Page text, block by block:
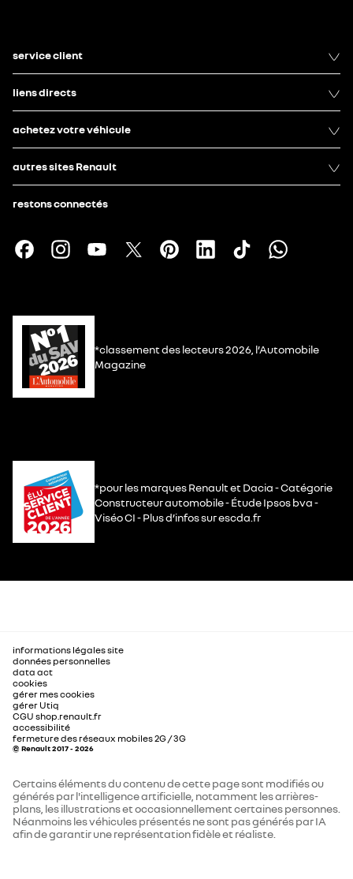
service client
liens directs
achetez votre véhicule
autres sites Renault
restons connectés
*classement des lecteurs 2026, l’Automobile
Magazine
*pour les marques Renault et Dacia - Catégorie
Constructeur automobile - Étude Ipsos bva -
Viséo CI - Plus d’infos sur escda.fr
informations légales site
données personnelles
data act
cookies
gérer mes cookies
gérer Utiq
CGU shop.renault.fr
accessibilité
fermeture des réseaux mobiles 2G / 3G
© Renault 2017 - 2026
Certains éléments du contenu de cette page sont modifiés ou
générés par l'intelligence artificielle, notamment les arrières-
plans, les illustrations et occasionnellement certaines personnes.
Néanmoins les véhicules présentés ne sont pas générés par IA
afin de garantir une représentation fidèle et réaliste.